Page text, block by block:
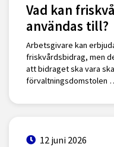
Vad kan
användas till?
Arbetsgivare kan
friskvårdsbidrag, men
att bidraget ska vara
förvaltningsdomstolen
12 juni 2026